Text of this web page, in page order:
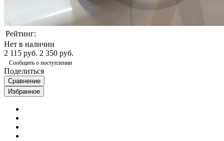
Рейтинг:
Нет в наличии
2 115 руб. 2 350 руб.
Сообщить о поступлении
Поделиться
Сравнение
Избранное